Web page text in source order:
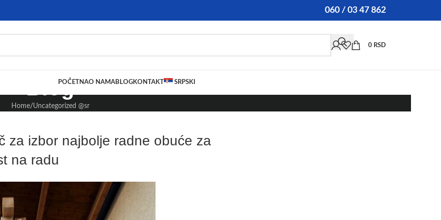
060 / 03 47 862
0 RSD
POČETNAO NAMABLOGKONTAKT SRPSKI
Blog
Home Uncategorized @sr
za izbor najbolje radne obuće za
na radu